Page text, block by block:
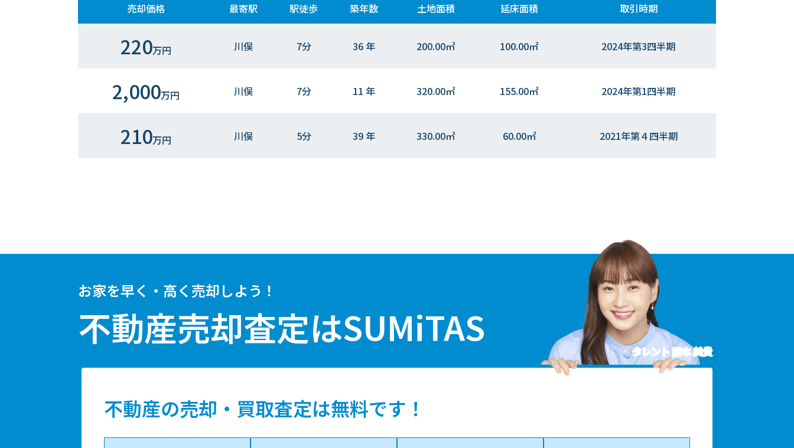
売却価格 最寄駅 駅徒歩 築年数 土地面積 延床面積 取引時期
220万円 川俣 7分 36 年 200.00㎡ 100.00㎡ 2024年第3四半期
2,000万円 川俣 7分 11 年 320.00㎡ 155.00㎡ 2024年第1四半期
210万円 川俣 5分 39 年 330.00㎡ 60.00㎡ 2021年第４四半期
お家を早く・高く売却しよう！
不動産売却査定はSUMiTAS
不動産の売却・買取査定は無料です！
タレント 藤本 美貴